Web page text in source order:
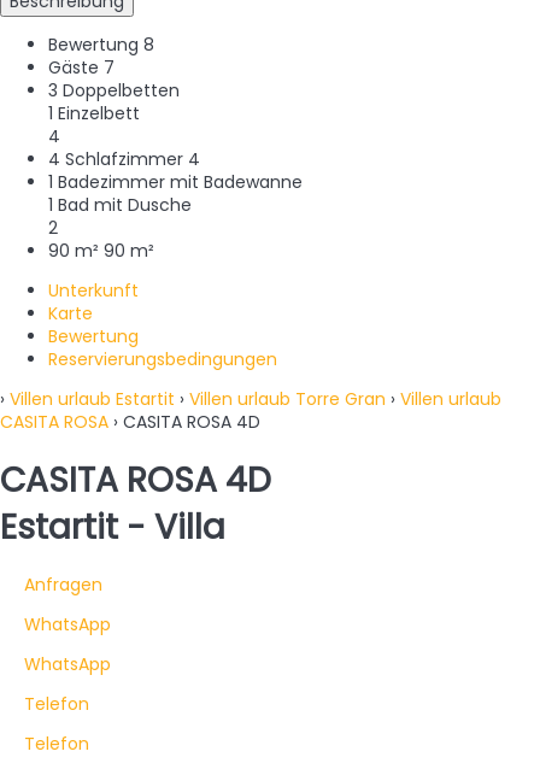
Bewertung 8
Gäste 7
3 Doppelbetten
1 Einzelbett
4
4 Schlafzimmer 4
1 Badezimmer mit Badewanne
1 Bad mit Dusche
2
90 m² 90 m²
Unterkunft
Karte
Bewertung
Reservierungsbedingungen
› Villen urlaub Estartit › Villen urlaub Torre Gran › Villen urlaub
CASITA ROSA › CASITA ROSA 4D
CASITA ROSA 4D
Estartit - Villa
Anfragen
WhatsApp
WhatsApp
Telefon
Telefon